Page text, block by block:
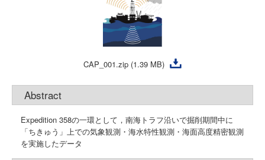
CAP_001.zip (1.39 MB)
Abstract
Expedition 358の一環として，南海トラフ沿いで掘削期間中に
「ちきゅう」上での気象観測・海水特性観測・海面高度精密観測
を実施したデータ